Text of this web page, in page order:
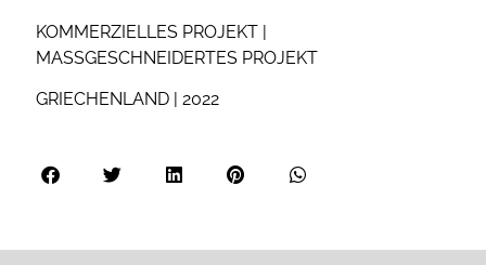
KOMMERZIELLES PROJEKT |
MASSGESCHNEIDERTES PROJEKT
GRIECHENLAND | 2022